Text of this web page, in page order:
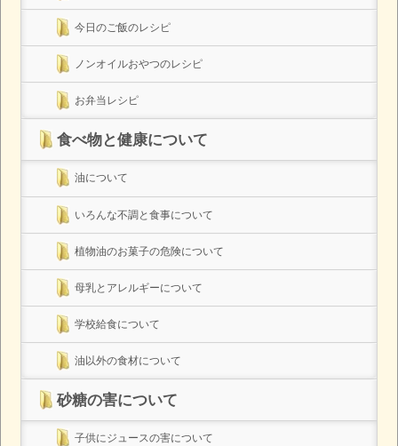
今日のご飯のレシピ
ノンオイルおやつのレシピ
お弁当レシピ
食べ物と健康について
油について
いろんな不調と食事について
植物油のお菓子の危険について
母乳とアレルギーについて
学校給食について
油以外の食材について
砂糖の害について
子供にジュースの害について